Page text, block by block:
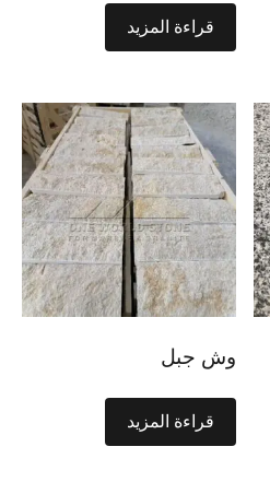
قراءة المزيد
وش جبل
قراءة المزيد